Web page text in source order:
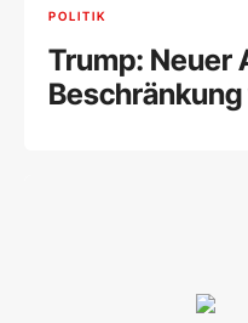
POLITIK
Trump: Neuer
Beschränkung